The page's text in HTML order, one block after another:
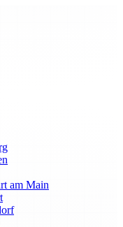
am Main